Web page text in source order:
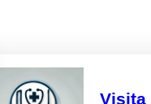
Visita